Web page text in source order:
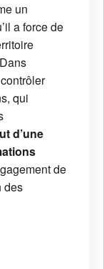
un
a force de
qui
d’une
de
des